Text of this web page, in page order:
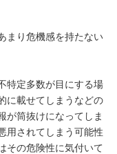
まり危機感を持たない
特定多数が目にする場
に載せてしまうなどの
が筒抜けになってしま
用されてしまう可能性
その危険性に気付いて